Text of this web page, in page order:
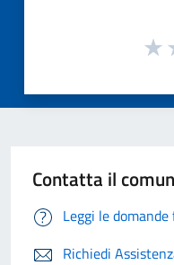
Contatta il
Leggi le
Richiedi